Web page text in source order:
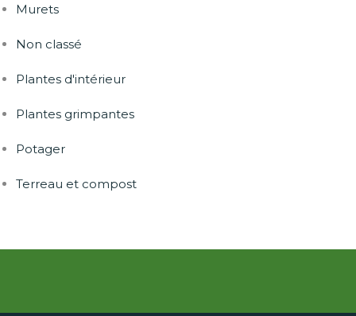
Murets
Non classé
Plantes d'intérieur
Plantes grimpantes
Potager
Terreau et compost